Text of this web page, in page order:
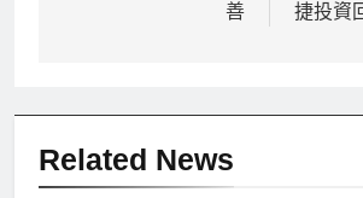
善
捷投資
Related News